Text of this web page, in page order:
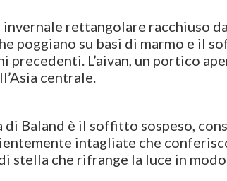
rettangolare racchiuso
poggiano su basi di marmo e il
L’aivan, un portico
centrale.
Baland è il soffitto sospeso,
intagliate che
stella che rifrange la luce in